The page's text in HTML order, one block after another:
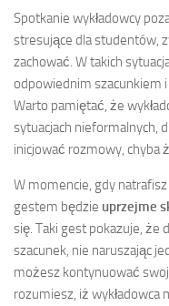
Spotkanie wykładowcy
stresujące dla studentów,
zachować. W takich
odpowiednim szacunkiem
Warto pamiętać, że
sytuacjach nieformalnych,
inicjować rozmowy, chyba
W momencie, gdy
gestem będzie uprzejme
się. Taki gest pokazuje, że
szacunek, nie naruszając
możesz kontynuować
rozumiesz, iż wykładowca